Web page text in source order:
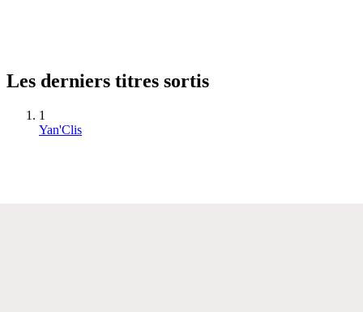
Les derniers titres sortis
1
Yan'Clis